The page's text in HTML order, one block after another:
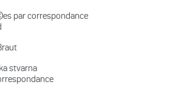
par correspondance
stvarna